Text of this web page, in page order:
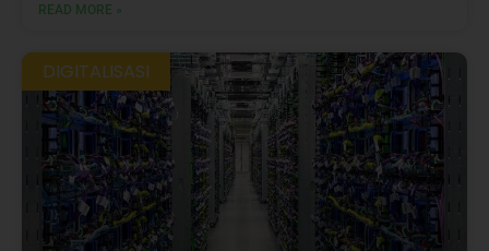
READ MORE »
DIGITALISASI